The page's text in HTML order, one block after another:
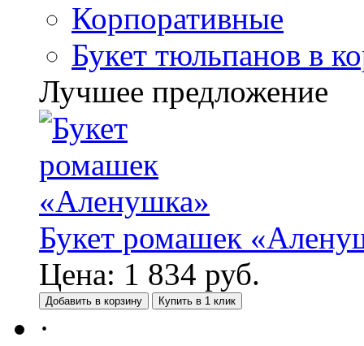
Корпоративные
Букет тюльпанов в
Лучшее предложение
Букет ромашек
Цена: 1 834 руб.
Добавить в корзину Купить в 1 клик
·